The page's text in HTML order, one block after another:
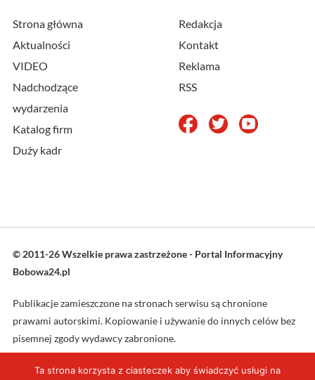
Strona główna
Aktualności
VIDEO
Nadchodzące
wydarzenia
Katalog firm
Duży kadr
Redakcja
Kontakt
Reklama
RSS
© 2011-26 Wszelkie prawa zastrzeżone - Portal Informacyjny
Bobowa24.pl
Publikacje zamieszczone na stronach serwisu są chronione
prawami autorskimi. Kopiowanie i używanie do innych celów bez
pisemnej zgody wydawcy zabronione.
Projekt oraz wykonanie: L4web.pl
Ta strona korzysta z ciasteczek aby świadczyć usługi na